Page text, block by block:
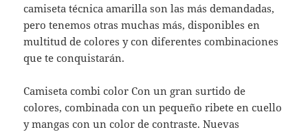
camiseta técnica amarilla son las más demandadas,
pero tenemos otras muchas más, disponibles en
multitud de colores y con diferentes combinaciones
que te conquistarán.
Camiseta combi color Con un gran surtido de
colores, combinada con un pequeño ribete en cuello
y mangas con un color de contraste. Nuevas